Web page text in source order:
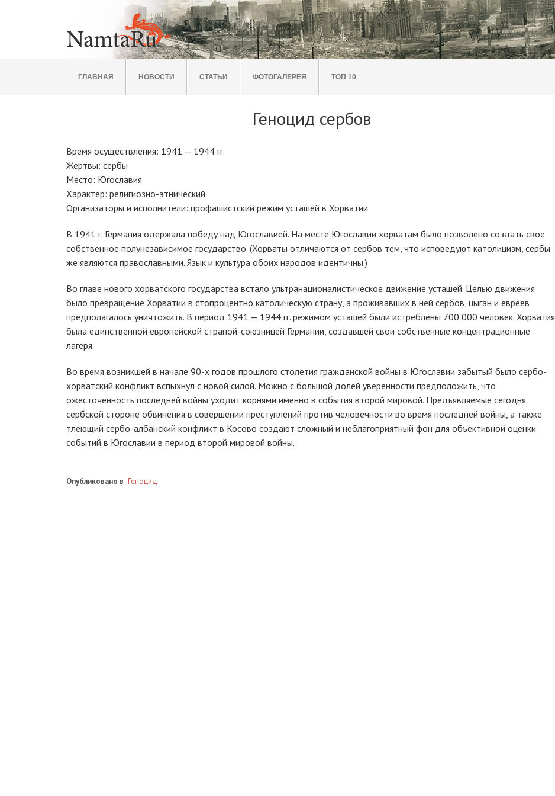
ГЛАВНАЯ НОВОСТИ СТАТЬИ ФОТОГАЛЕРЕЯ ТОП 10
Геноцид сербов
Время осуществления: 1941 — 1944 гг.
Жертвы: сербы
Место: Югославия
Характер: религиозно-этнический
Организаторы и исполнители: профашистский режим усташей в Хорватии
В 1941 г. Германия одержала победу над Югославией. На месте Югославии хорватам было позволено создать свое
собственное полунезависимое государство. (Хорваты отличаются от сербов тем, что исповедуют католицизм, сербы
же являются православными. Язык и культура обоих народов идентичны.)
Во главе нового хорватского государства встало ультранационалистическое движение усташей. Целью движения
было превращение Хорватии в стопроцентно католическую страну, а проживавших в ней сербов, цыган и евреев
предполагалось уничтожить. В период 1941 — 1944 гг. режимом усташей были истреблены 700 000 человек. Хорватия
была единственной европейской страной-союзницей Германии, создавшей свои собственные концентрационные
лагеря.
Во время возникшей в начале 90-х годов прошлого столетия гражданской войны в Югославии забытый было сербо-
хорватский конфликт вспыхнул с новой силой. Можно с большой долей уверенности предположить, что
ожесточенность последней войны уходит корнями именно в события второй мировой. Предъявляемые сегодня
сербской стороне обвинения в совершении преступлений против человечности во время последней войны, а также
тлеющий сербо-албанский конфликт в Косово создают сложный и неблагоприятный фон для объективной оценки
событий в Югославии в период второй мировой войны.
Опубликовано в Геноцид